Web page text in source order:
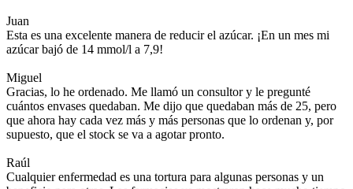
Juan
Esta es una excelente manera de reducir el azúcar. ¡En un mes mi
azúcar bajó de 14 mmol/l a 7,9!
Miguel
Gracias, lo he ordenado. Me llamó un consultor y le pregunté
cuántos envases quedaban. Me dijo que quedaban más de 25, pero
que ahora hay cada vez más y más personas que lo ordenan y, por
supuesto, que el stock se va a agotar pronto.
Raúl
Cualquier enfermedad es una tortura para algunas personas y un